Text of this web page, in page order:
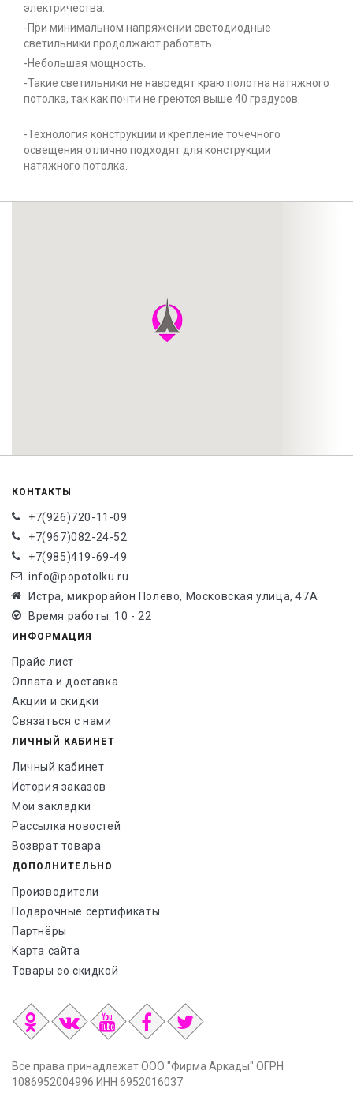
электричества.
-При минимальном напряжении светодиодные
светильники продолжают работать.
-Небольшая мощность.
-Такие светильники не навредят краю полотна натяжного
потолка, так как почти не греются выше 40 градусов.
-Технология конструкции и крепление точечного
освещения отлично подходят для конструкции
натяжного потолка.
КОНТАКТЫ
+7(926)720-11-09
+7(967)082-24-52
+7(985)419-69-49
info@popotolku.ru
Истра, микрорайон Полево, Московская улица, 47А
Время работы: 10 - 22
ИНФОРМАЦИЯ
Прайс лист
Оплата и доставка
Акции и скидки
Связаться с нами
ЛИЧНЫЙ КАБИНЕТ
Личный кабинет
История заказов
Мои закладки
Рассылка новостей
Возврат товара
ДОПОЛНИТЕЛЬНО
Производители
Подарочные сертификаты
Партнёры
Карта сайта
Товары со скидкой
Все права принадлежат ООО "Фирма Аркады" ОГРН
1086952004996 ИНН 6952016037